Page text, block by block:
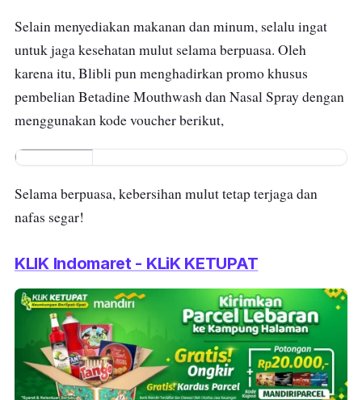
Selain menyediakan makanan dan minum, selalu ingat
untuk jaga kesehatan mulut selama berpuasa. Oleh
karena itu, Blibli pun menghadirkan promo khusus
pembelian Betadine Mouthwash dan Nasal Spray dengan
menggunakan kode voucher berikut,
FROMH
OME
Selama berpuasa, kebersihan mulut tetap terjaga dan
nafas segar!
KLIK Indomaret - KLiK KETUPAT